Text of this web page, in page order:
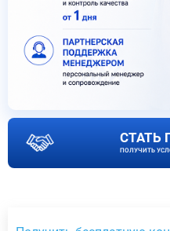
СТАТЬ
ПОЛУЧИТЬ